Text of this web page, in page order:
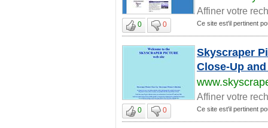
Affiner votre
0 0 Ce site est'il pertinent
Skyscraper
Close-Up
Affiner votre
0 0 Ce site est'il pertinent